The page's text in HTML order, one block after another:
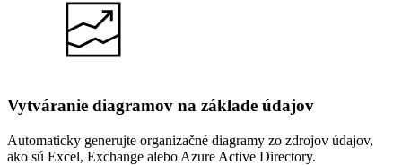
Vytváranie diagramov na základe údajov
Automaticky generujte organizačné diagramy zo zdrojov údajov,
ako sú Excel, Exchange alebo Azure Active Directory.